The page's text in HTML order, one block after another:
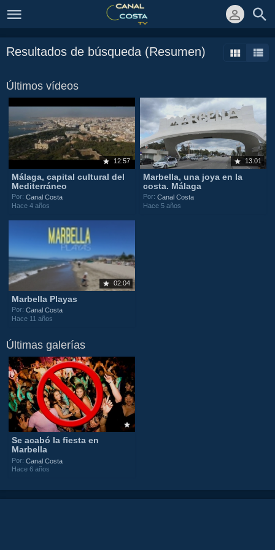
Resultados de búsqueda (Resumen)
Últimos vídeos
12:57
Málaga, capital cultural del
Mediterráneo
Por:Canal Costa
Hace 4 años
13:01
Marbella, una joya en la
costa. Málaga
Por:Canal Costa
Hace 5 años
02:04
Marbella Playas
Por:Canal Costa
Hace 11 años
Últimas galerías
Se acabó la fiesta en
Marbella
Por:Canal Costa
Hace 6 años